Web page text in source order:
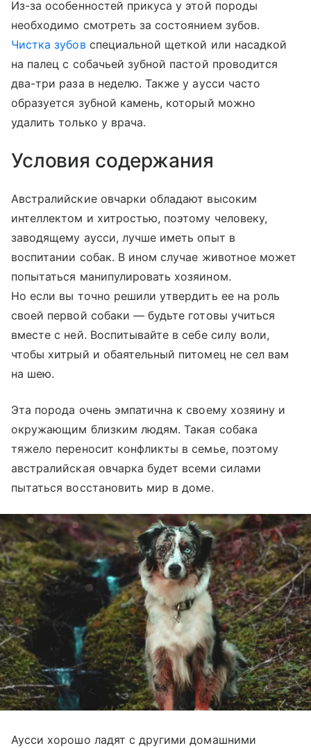
Из-за особенностей прикуса у этой породы
необходимо смотреть за состоянием зубов.
Чистка зубовспециальной щеткой или насадкой
на палец с собачьей зубной пастой проводится
два-три раза в неделю. Также у аусси часто
образуется зубной камень, который можно
удалить только у врача.
Условия содержания
Австралийские овчарки обладают высоким
интеллектом и хитростью, поэтому человеку,
заводящему аусси, лучше иметь опыт в
воспитании собак. В ином случае животное может
попытаться манипулировать хозяином.
Но если вы точно решили утвердить ее на роль
своей первой собаки — будьте готовы учиться
вместе с ней. Воспитывайте в себе силу воли,
чтобы хитрый и обаятельный питомец не сел вам
на шею.
Эта порода очень эмпатична к своему хозяину и
окружающим близким людям. Такая собака
тяжело переносит конфликты в семье, поэтому
австралийская овчарка будет всеми силами
пытаться восстановить мир в доме.
Аусси хорошо ладят с другими домашними